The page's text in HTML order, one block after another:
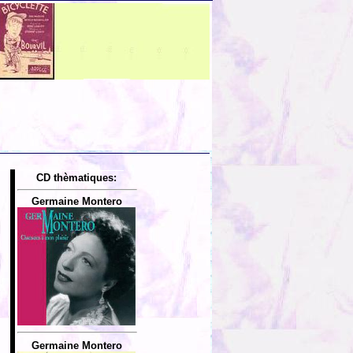
CD thèmatiques:
Germaine Montero
Germaine Montero